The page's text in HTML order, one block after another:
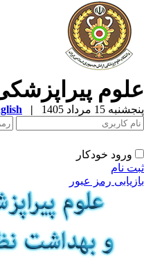
علوم
پنجشنبه 15 مرداد 1405 |
ورود خودکار
ثبت نام
بازیابی رمز عبور